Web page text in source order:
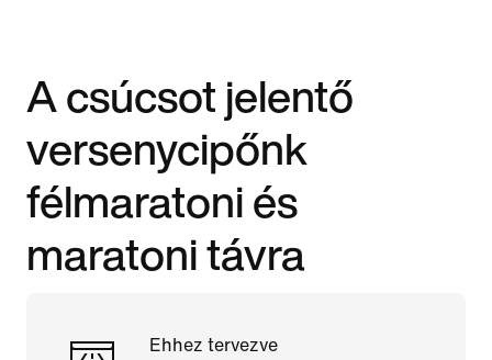
A csúcsot jelentő
versenycipőnk
félmaratoni és
maratoni távra
Ehhez tervezve